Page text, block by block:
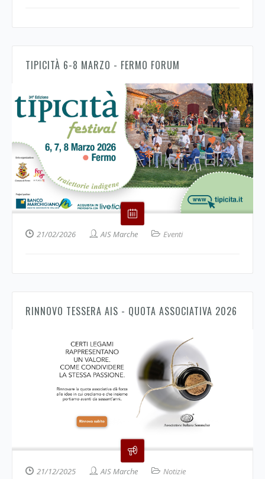
TIPICITÀ 6-8 MARZO - FERMO FORUM
21/02/2026 AIS Marche Eventi
RINNOVO TESSERA AIS - QUOTA ASSOCIATIVA 2026
21/12/2025 AIS Marche Notizie